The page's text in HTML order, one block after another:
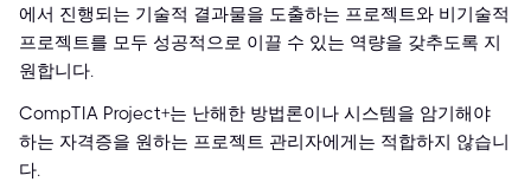
에서 진행되는 기술적 결과물을 도출하는 프로젝트와 비기술적
프로젝트를 모두 성공적으로 이끌 수 있는 역량을 갖추도록 지
원합니다.
CompTIA Project+는 난해한 방법론이나 시스템을 암기해야
하는 자격증을 원하는 프로젝트 관리자에게는 적합하지 않습니
다.